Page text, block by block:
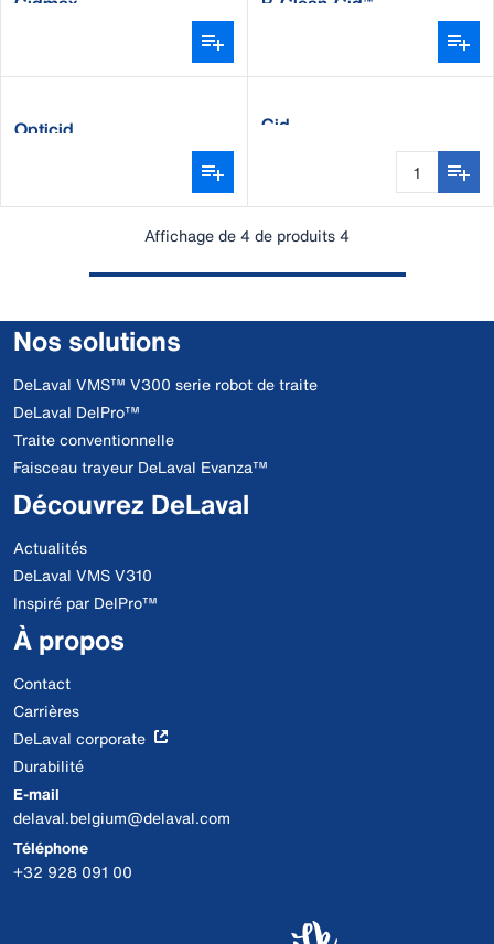
Opticid Cid
Affichage de 4 de produits 4
Nos solutions
DeLaval VMS™ V300 serie robot de traite
DeLaval DelPro™
Traite conventionnelle
Faisceau trayeur DeLaval Evanza™
Découvrez DeLaval
Actualités
DeLaval VMS V310
Inspiré par DelPro™
À propos
Contact
Carrières
DeLaval corporate
Durabilité
E-mail
delaval.belgium@delaval.com
Téléphone
+32 928 091 00